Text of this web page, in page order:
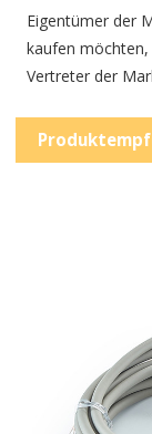
Eigentümer der
kaufen
Vertreter der